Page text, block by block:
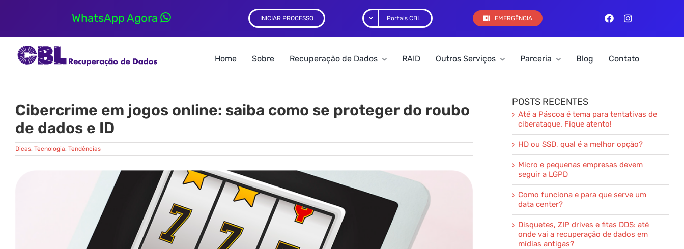
WhatsApp Agora INICIAR PROCESSO Portais CBL EMERGÊNCIA
Home Sobre Recuperação de Dados RAID Outros Serviços Parceria Blog Contato
Cibercrime em jogos online: saiba como se proteger do roubo
de dados e ID
Dicas, Tecnologia, Tendências
POSTS RECENTES
Até a Páscoa é tema para tentativas de
ciberataque. Fique atento!
HD ou SSD, qual é a melhor opção?
Micro e pequenas empresas devem
seguir a LGPD
Como funciona e para que serve um
data center?
Disquetes, ZIP drives e fitas DDS: até
onde vai a recuperação de dados em
mídias antigas?